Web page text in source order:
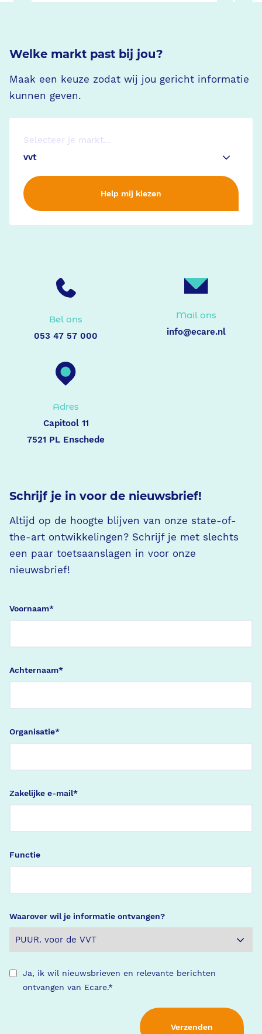
Welke markt past bij jou?
Maak een keuze zodat wij jou gericht informatie
kunnen geven.
Selecteer je markt...
Help mij kiezen
Bel ons
053 47 57 000
Mail ons
info@ecare.nl
Adres
Capitool 11
7521 PL Enschede
Schrijf je in voor de nieuwsbrief!
Altijd op de hoogte blijven van onze state-of-
the-art ontwikkelingen? Schrijf je met slechts
een paar toetsaanslagen in voor onze
nieuwsbrief!
Voornaam*
Achternaam*
Organisatie*
Zakelijke e-mail*
Functie
Waarover wil je informatie ontvangen?
Ja, ik wil nieuwsbrieven en relevante berichten
ontvangen van Ecare.*